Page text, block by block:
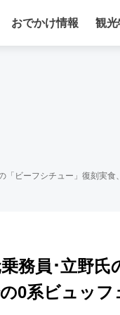
おでかけ情報 観光
「ビーフシチュー」復刻実
務員･立野
0系ビュッ